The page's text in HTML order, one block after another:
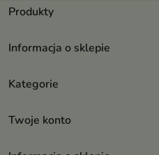
Produkty
Informacja o sklepie
Kategorie
Twoje konto